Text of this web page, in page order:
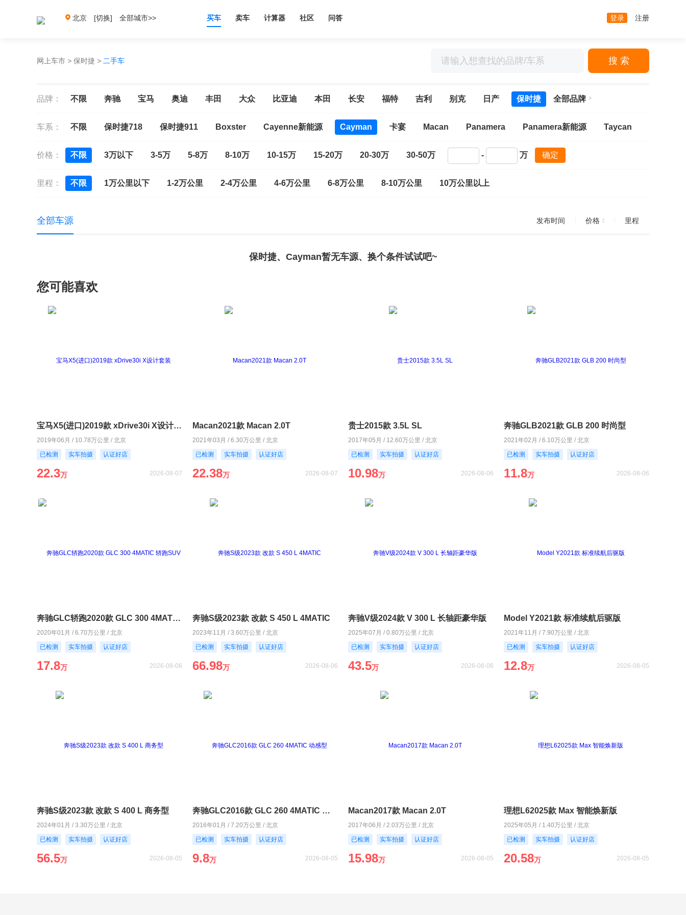
北京 [切换] 全部城市>> 买车 卖车 计算器 社区 问答 登录 注册
网上车市 > 保时捷 > 二手车 搜 索
品牌： 不限 奔驰 宝马 奥迪 丰田 大众 比亚迪 本田 长安 福特 吉利 别克 日产 保时捷 全部品牌
车系： 不限 保时捷718 保时捷911 Boxster Cayenne新能源 Cayman 卡宴 Macan Panamera Panamera新能源 Taycan
价格： 不限 3万以下 3-5万 5-8万 8-10万 10-15万 15-20万 20-30万 30-50万 - 万 确定
里程： 不限 1万公里以下 1-2万公里 2-4万公里 4-6万公里 6-8万公里 8-10万公里 10万公里以上
全部车源 发布时间 价格 里程
保时捷、Cayman暂无车源、换个条件试试吧~
您可能喜欢
宝马X5(进口)2019款 xDrive30i X设计套装
2019年06月 / 10.78万公里 / 北京
已检测
实车拍摄 认证好店
22.3万 2026-08-07
Macan2021款 Macan 2.0T
2021年03月 / 6.30万公里 / 北京
已检测
实车拍摄 认证好店
22.38万 2026-08-07
贵士2015款 3.5L SL
2017年05月 / 12.60万公里 / 北京
已检测
实车拍摄 认证好店
10.98万 2026-08-06
奔驰GLB2021款 GLB 200 时尚型
2021年02月 / 6.10万公里 / 北京
已检测
实车拍摄 认证好店
11.8万 2026-08-06
奔驰GLC轿跑2020款 GLC 300 4MATIC 轿跑SUV
2020年01月 / 6.70万公里 / 北京
已检测
实车拍摄 认证好店
17.8万 2026-08-06
奔驰S级2023款 改款 S 450 L 4MATIC
2023年11月 / 3.60万公里 / 北京
已检测
实车拍摄 认证好店
66.98万 2026-08-06
奔驰V级2024款 V 300 L 长轴距豪华版
2025年07月 / 0.80万公里 / 北京
已检测
实车拍摄 认证好店
43.5万 2026-08-06
Model Y2021款 标准续航后驱版
2021年11月 / 7.90万公里 / 北京
已检测
实车拍摄 认证好店
12.8万 2026-08-05
奔驰S级2023款 改款 S 400 L 商务型
2024年01月 / 3.30万公里 / 北京
已检测
实车拍摄 认证好店
56.5万 2026-08-05
奔驰GLC2016款 GLC 260 4MATIC 动感型
2016年01月 / 7.20万公里 / 北京
已检测
实车拍摄 认证好店
9.8万 2026-08-05
Macan2017款 Macan 2.0T
2017年06月 / 2.03万公里 / 北京
已检测
实车拍摄 认证好店
15.98万 2026-08-05
理想L62025款 Max 智能焕新版
2025年05月 / 1.40万公里 / 北京
已检测
实车拍摄 认证好店
20.58万 2026-08-05